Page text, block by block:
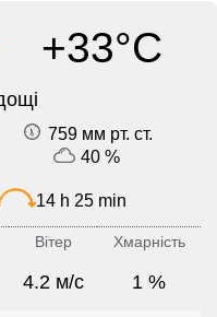
+33°C
759 мм рт. ст.
40 %
14 h 25 min
Вітер Хмарність
4.2 м/с 1 %